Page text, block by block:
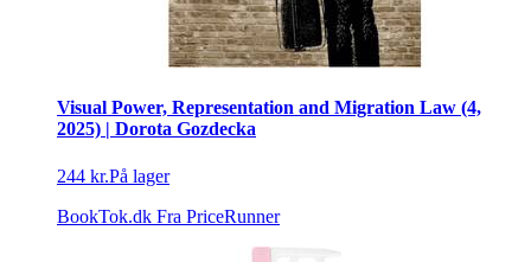
Visual Power, Representation and Migration Law (4,
2025) | Dorota Gozdecka
244 kr.På lager
BookTok.dk Fra PriceRunner